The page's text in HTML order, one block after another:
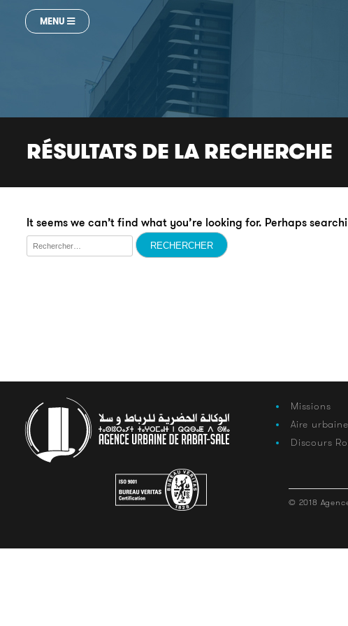
MENU
RÉSULTATS DE LA RECHERCHE
It seems we can’t find what you’re looking for. Perhaps
Rechercher :
Missions
Aire
Discours
© 2018